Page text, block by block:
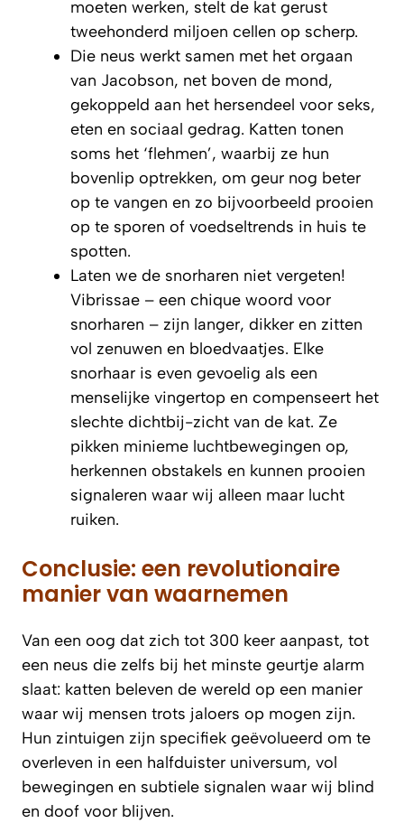
moeten werken, stelt de kat gerust
tweehonderd miljoen cellen op scherp.
Die neus werkt samen met het orgaan
van Jacobson, net boven de mond,
gekoppeld aan het hersendeel voor seks,
eten en sociaal gedrag. Katten tonen
soms het ‘flehmen’, waarbij ze hun
bovenlip optrekken, om geur nog beter
op te vangen en zo bijvoorbeeld prooien
op te sporen of voedseltrends in huis te
spotten.
Laten we de snorharen niet vergeten!
Vibrissae – een chique woord voor
snorharen – zijn langer, dikker en zitten
vol zenuwen en bloedvaatjes. Elke
snorhaar is even gevoelig als een
menselijke vingertop en compenseert het
slechte dichtbij-zicht van de kat. Ze
pikken minieme luchtbewegingen op,
herkennen obstakels en kunnen prooien
signaleren waar wij alleen maar lucht
ruiken.
Conclusie: een revolutionaire
manier van waarnemen
Van een oog dat zich tot 300 keer aanpast, tot
een neus die zelfs bij het minste geurtje alarm
slaat: katten beleven de wereld op een manier
waar wij mensen trots jaloers op mogen zijn.
Hun zintuigen zijn specifiek geëvolueerd om te
overleven in een halfduister universum, vol
bewegingen en subtiele signalen waar wij blind
en doof voor blijven.